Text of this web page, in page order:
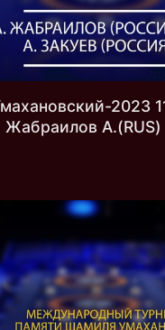
2023
Жабраилов А.(RUS)